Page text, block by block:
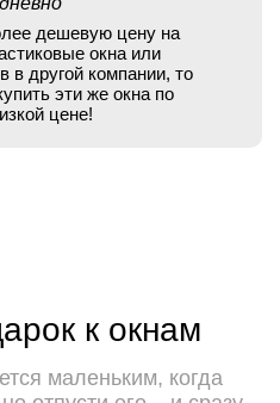
дешевую цену на
окна или
в другой компании, то
эти же окна по
цене!
к окнам
маленьким, когда